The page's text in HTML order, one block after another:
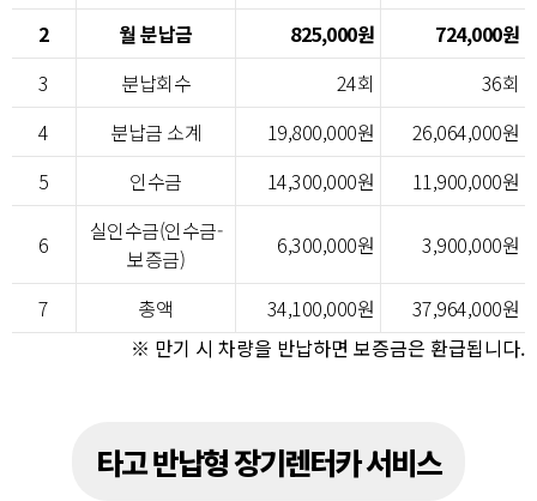
2
월 분납금 825,000원
724,000원
3
분납회수 24회
36회
4
분납금 소계 19,800,000원
26,064,000원
5
인수금 14,300,000원 11,900,000원
6
실인수금(인수금-
보증금)
6,300,000원 3,900,000원
7 총액 34,100,000원
37,964,000원
※ 만기 시 차량을 반납하면 보증금은 환급됩니다.
타고 반납형 장기렌터카 서비스